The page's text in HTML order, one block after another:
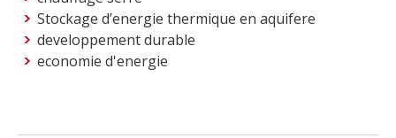
Stockage d’energie thermique en aquifere
developpement durable
economie d'energie